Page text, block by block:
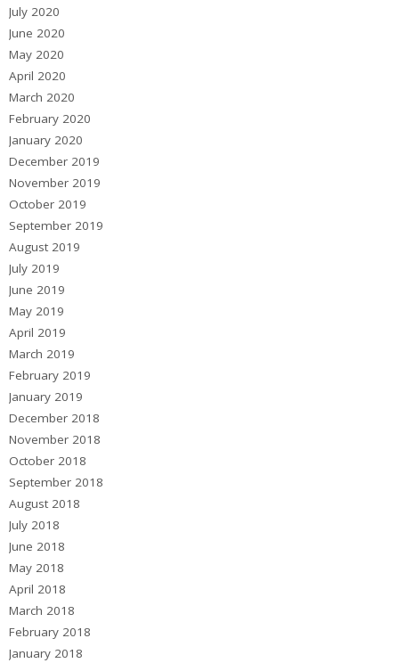
July 2020
June 2020
May 2020
April 2020
March 2020
February 2020
January 2020
December 2019
November 2019
October 2019
September 2019
August 2019
July 2019
June 2019
May 2019
April 2019
March 2019
February 2019
January 2019
December 2018
November 2018
October 2018
September 2018
August 2018
July 2018
June 2018
May 2018
April 2018
March 2018
February 2018
January 2018